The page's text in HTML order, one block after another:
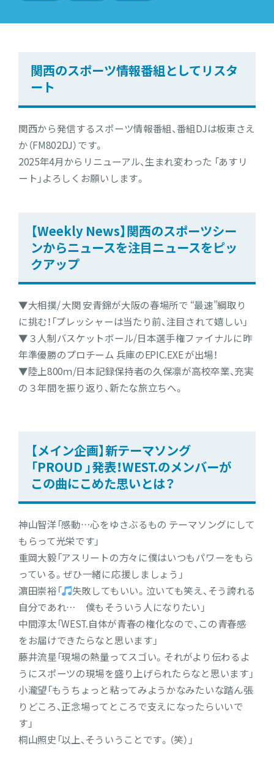
関西のスポーツ情報番組としてリスタ
ート
関西から発信するスポーツ情報番組、番組DJは板東さえ
か（FM802DJ）です。
2025年4月からリニューアル、生まれ変わった 「あすリ
ート」よろしくお願いします。
【Weekly News】関西のスポーツシー
ンからニュースを注目ニュースをピッ
クアップ
▼大相撲/ 大関 安青錦が大阪の春場所で “最速”綱取り
に挑む！「プレッシャーは当たり前、注目されて嬉しい」
▼３人制バスケットボール/日本選手権ファイナルに昨
年準優勝のプロチーム 兵庫のEPIC.EXE が出場！
▼陸上800ｍ/日本記録保持者の久保凛が高校卒業、充実
の３年間を振り返り、新たな旅立ちへ。
【メイン企画】新テーマソング
「PROUD 」発表！WEST.のメンバーが
この曲にこめた思いとは？
神山智洋「感動…心をゆさぶるもの テーマソングにして
もらって光栄です」
重岡大毅「アスリートの方々に僕はいつもパワーをもら
っている。ぜひ一緒に応援しましょう」
濵田崇裕「
失敗してもいい。泣いても笑え、そう誇れる
自分であれ… 僕もそういう人になりたい」
中間淳太「WEST.自体が青春の権化なので、この青春感
をお届けできたらなと思います」
藤井流星「現場の熱量ってスゴい。それがより伝わるよ
うにスポーツの現場を盛り上げられたらなと思います」
小瀧望「もうちょっと粘ってみようかなみたいな踏ん張
りどころ、正念場ってところで支えになったらいいで
す」
桐山照史「以上、そういうことです。（笑）」